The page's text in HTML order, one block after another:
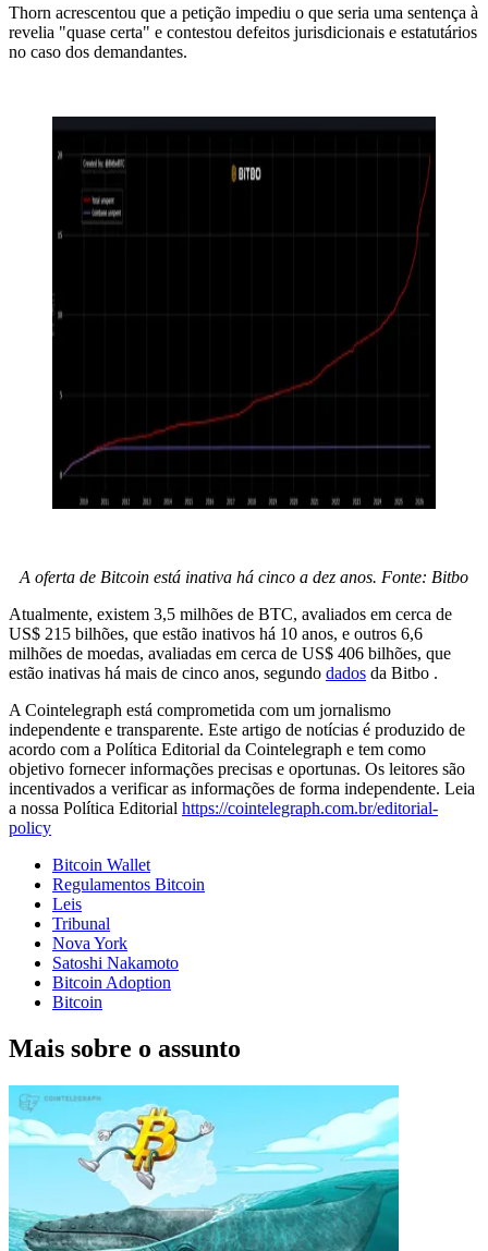
Thorn acrescentou que a petição impediu o que seria uma sentença à
revelia "quase certa" e contestou defeitos jurisdicionais e estatutários
no caso dos demandantes.
A oferta de Bitcoin está inativa há cinco a dez anos. Fonte: Bitbo
Atualmente, existem 3,5 milhões de BTC, avaliados em cerca de
US$ 215 bilhões, que estão inativos há 10 anos, e outros 6,6
milhões de moedas, avaliadas em cerca de US$ 406 bilhões, que
estão inativas há mais de cinco anos, segundo dados da Bitbo .
A Cointelegraph está comprometida com um jornalismo
independente e transparente. Este artigo de notícias é produzido de
acordo com a Política Editorial da Cointelegraph e tem como
objetivo fornecer informações precisas e oportunas. Os leitores são
incentivados a verificar as informações de forma independente. Leia
a nossa Política Editorial https://cointelegraph.com.br/editorial-
policy
Bitcoin Wallet
Regulamentos Bitcoin
Leis
Tribunal
Nova York
Satoshi Nakamoto
Bitcoin Adoption
Bitcoin
Mais sobre o assunto